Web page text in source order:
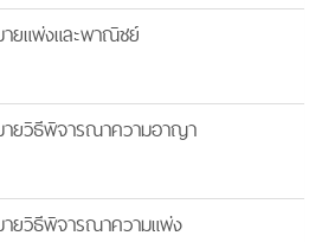
ยแพ่งและพาณิชย์
ายวิธีพิจารณาความอาญา
ยวิธีพิจารณาความแพ่ง